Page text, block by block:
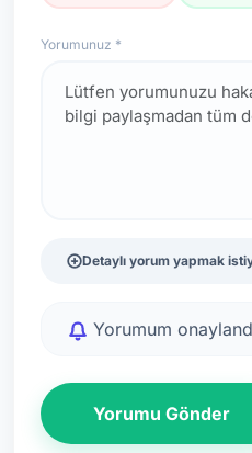
Yorumunuz *
Detaylı yorum yapmak
Yorumum
Yorumu Gönder